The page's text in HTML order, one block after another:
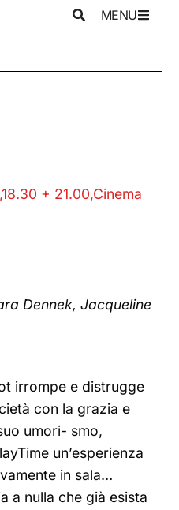
MENU
+ 21.00,Cinema
Dennek, Jacqueline
irrompe e distrugge
con la grazia e
umori- smo,
un’esperienza
in sala…
a nulla che già esista